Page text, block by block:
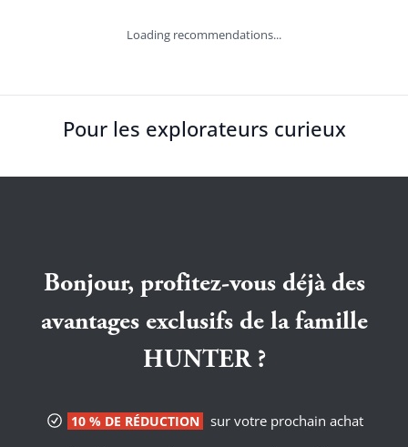
Loading recommendations...
Pour les explorateurs curieux
Bonjour, profitez-vous déjà des
avantages exclusifs de la famille
HUNTER ?
10 % DE RÉDUCTION
sur votre prochain achat